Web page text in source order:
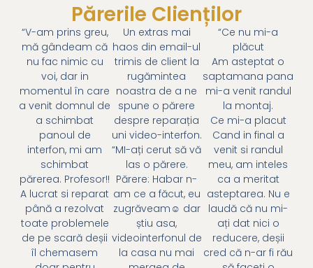
Părerile Clienților
“V-am prins greu,
mă gândeam că
nu fac nimic cu
voi, dar in
momentul în care
a venit domnul de
a schimbat
panoul de
interfon, mi am
schimbat
părerea. Profesor!!
A lucrat si reparat
până a rezolvat
toate problemele
de pe scară deșii
îl chemasem
Un extras mai
haos din email-ul
trimis de client la
rugămintea
noastra de a ne
spune o părere
despre reparația
uni video-interfon.
“MI-ați cerut să vă
las o părere.
Părere: Habar n-
am ce a făcut, eu
zugrăveam☺ dar
știu asa,
videointerfonul de
la casa nu mai
“Ce nu mi-a
plăcut
Am asteptat o
saptamana pana
mi-a venit randul
la montaj.
Ce mi-a placut
Cand in final a
venit si randul
meu, am inteles
ca a meritat
asteptarea. Nu e
laudă că nu mi-
ați dat nici o
reducere, deșii
cred că n-ar fi rău